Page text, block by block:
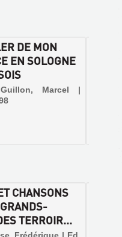
DE MON
EN SOLOGNE
Marcel |
CHANSONS
TERROIR...
Frédérique | Ed.